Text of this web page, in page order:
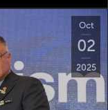
Oct
02
2025